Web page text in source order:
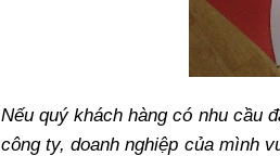
Nếu quý khách hàng có nhu cầu
công ty, doanh nghiệp của mình